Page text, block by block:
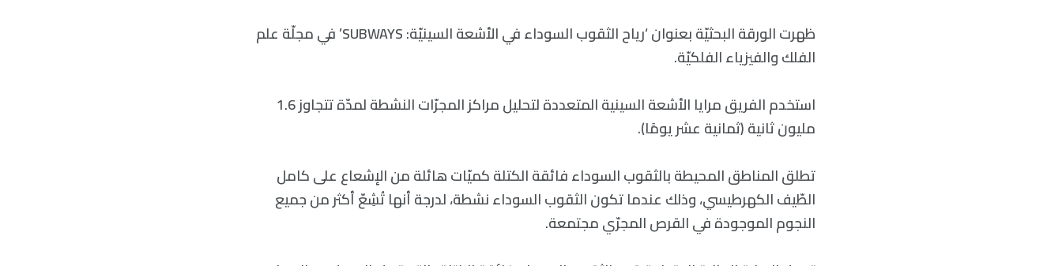
ظهرت الورقة البحثيّة بعنوان ‘رياح الثقوب السوداء في الأشعة السينيّة: SUBWAYS’ في مجلّة علم
الفلك والفيزياء الفلكيّة.
استخدم الفريق مرايا الأشعة السينية المتعددة لتحليل مراكز المجرّات النشطة لمدّة تتجاوز 1.6
مليون ثانية (ثمانية عشر يومًا).
تطلق المناطق المحيطة بالثقوب السوداء فائقة الكتلة كميّات هائلة من الإشعاع على كامل
الطّيف الكهرطيسي، وذلك عندما تكون الثقوب السوداء نشطة، لدرجة أنها تُشِعّ أكثر من جميع
النجوم الموجودة في القرص المجرّي مجتمعة.